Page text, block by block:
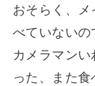
おそらく、
べていないの
カメラマン
った、また